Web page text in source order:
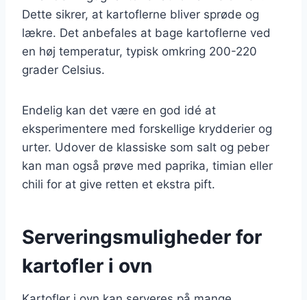
Dette sikrer, at kartoflerne bliver sprøde og
lækre. Det anbefales at bage kartoflerne ved
en høj temperatur, typisk omkring 200-220
grader Celsius.
Endelig kan det være en god idé at
eksperimentere med forskellige krydderier og
urter. Udover de klassiske som salt og peber
kan man også prøve med paprika, timian eller
chili for at give retten et ekstra pift.
Serveringsmuligheder for
kartofler i ovn